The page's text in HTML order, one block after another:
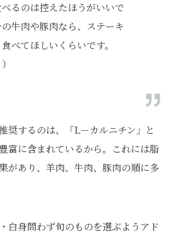
るのは控えたほうがいいで
牛肉や豚肉なら、ステーキ
べてほしいくらいです。
奨するのは、「L－カルニチン」と
富に含まれているから。これには脂
があり、羊肉、牛肉、豚肉の順に多
白身問わず旬のものを選ぶようアド